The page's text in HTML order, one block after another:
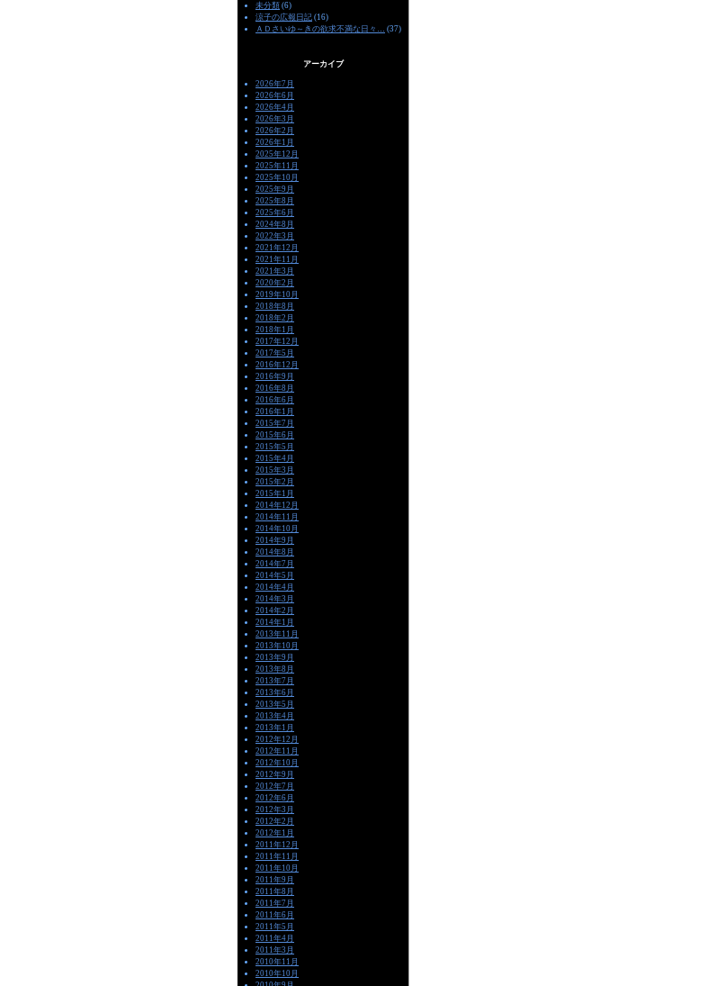
未分類 (6)
涼子の広報日記 (16)
ＡＤさいゆ～きの欲求不満な日々… (37)
アーカイブ
2026年7月
2026年6月
2026年4月
2026年3月
2026年2月
2026年1月
2025年12月
2025年11月
2025年10月
2025年9月
2025年8月
2025年6月
2024年8月
2022年3月
2021年12月
2021年11月
2021年3月
2020年2月
2019年10月
2018年8月
2018年2月
2018年1月
2017年12月
2017年5月
2016年12月
2016年9月
2016年8月
2016年6月
2016年1月
2015年7月
2015年6月
2015年5月
2015年4月
2015年3月
2015年2月
2015年1月
2014年12月
2014年11月
2014年10月
2014年9月
2014年8月
2014年7月
2014年5月
2014年4月
2014年3月
2014年2月
2014年1月
2013年11月
2013年10月
2013年9月
2013年8月
2013年7月
2013年6月
2013年5月
2013年4月
2013年1月
2012年12月
2012年11月
2012年10月
2012年9月
2012年7月
2012年6月
2012年3月
2012年2月
2012年1月
2011年12月
2011年11月
2011年10月
2011年9月
2011年8月
2011年7月
2011年6月
2011年5月
2011年4月
2011年3月
2010年11月
2010年10月